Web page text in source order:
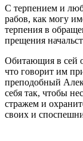
С терпением и
рабов, как могу
терпения в
прещения
Обитающия в сей
что говорит им
преподобный
себя так, чтобы
стражем и
своих и